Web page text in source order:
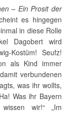
– Ein Prosit der
es hingegen
in diese Rolle
Dagobert wird
Kostüm! Seufz!
als Kind immer
verbundenen
was ihr wollts,
Was ihr Bayern
wir!“ „Im